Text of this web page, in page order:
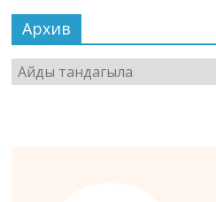
Архив
Архив